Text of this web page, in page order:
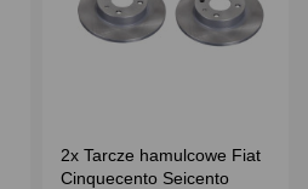
2x Tarcze hamulcowe Fiat
Cinquecento Seicento